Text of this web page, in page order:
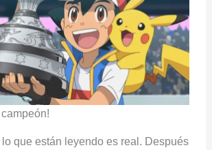
lo que están leyendo es real. Después